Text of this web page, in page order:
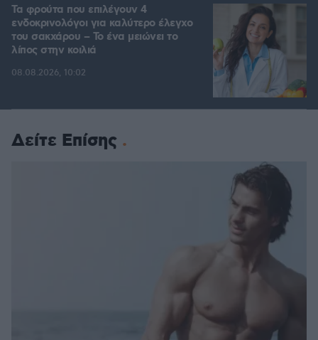
Τα φρούτα που επιλέγουν 4
ενδοκρινολόγοι για καλύτερο έλεγχο
του σακχάρου – Το ένα μειώνει το
λίπος στην κοιλιά
08.08.2026, 10:02
Δείτε Επίσης